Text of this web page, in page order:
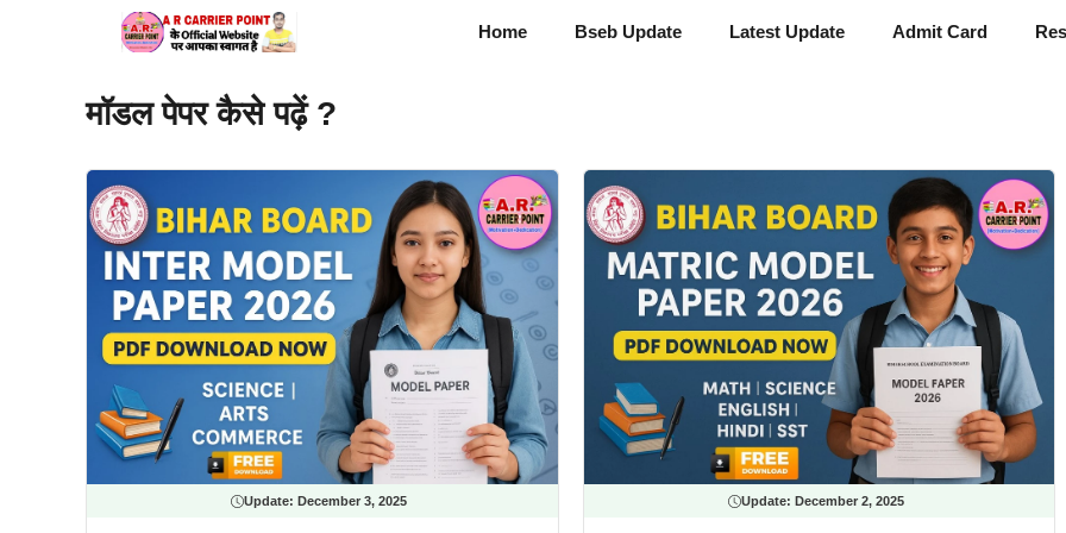
Home Bseb Update Latest Update Admit Card
मॉडल पेपर कैसे पढ़ें ?
Update:December 3, 2025 Update: December 2, 2025